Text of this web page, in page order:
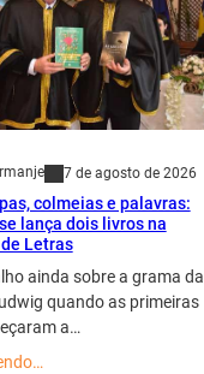
7 de agosto de 2026
colmeias e palavras:
lança dois livros na
Letras
ainda sobre a grama da
quando as primeiras
a…